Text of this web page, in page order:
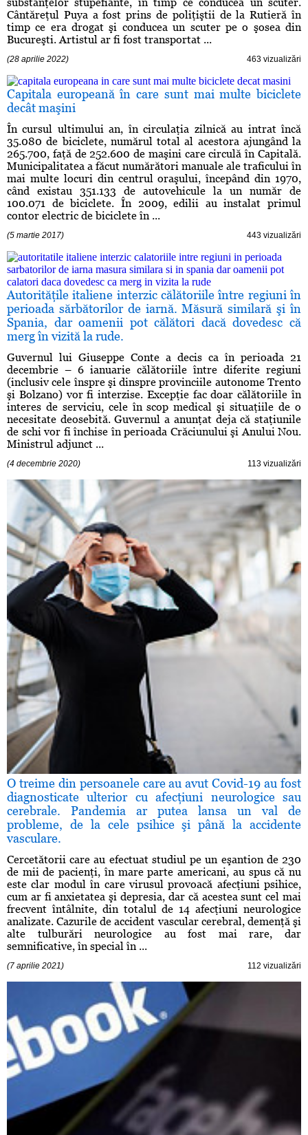
Cântăreţul Puya a fost prins de poliţiştii de la Rutieră în
timp ce era drogat şi conducea un scuter pe o şosea din
Bucureşti. Artistul ar fi fost transportat ...
(28 aprilie 2022) 463 vizualizări
Capitala europeană în care sunt mai multe biciclete
decât maşini
În cursul ultimului an, în circulaţia zilnică au intrat încă
35.080 de biciclete, numărul total al acestora ajungând la
265.700, faţă de 252.600 de maşini care circulă în Capitală.
Municipalitatea a făcut numărători manuale ale traficului în
mai multe locuri din centrul oraşului, începând din 1970,
când existau 351.133 de autovehicule la un număr de
100.071 de biciclete. În 2009, edilii au instalat primul
contor electric de biciclete în ...
(5 martie 2017) 443 vizualizări
Autorităţile italiene interzic călătoriile între regiuni în
perioada sărbătorilor de iarnă. Măsură similară şi în
Spania, dar oamenii pot călători dacă dovedesc că
merg în vizită la rude.
Guvernul lui Giuseppe Conte a decis ca în perioada 21
decembrie – 6 ianuarie călătoriile între diferite regiuni
(inclusiv cele înspre şi dinspre provinciile autonome Trento
şi Bolzano) vor fi interzise. Excepţie fac doar călătoriile în
interes de serviciu, cele în scop medical şi situaţiile de o
necesitate deosebită. Guvernul a anunţat deja că staţiunile
de schi vor fi închise în perioada Crăciunului şi Anului Nou.
Ministrul adjunct ...
(4 decembrie 2020) 113 vizualizări
O treime din persoanele care au avut Covid-19 au fost
diagnosticate ulterior cu afecţiuni neurologice sau
cerebrale. Pandemia ar putea lansa un val de
probleme, de la cele psihice şi până la accidente
vasculare.
Cercetătorii care au efectuat studiul pe un eşantion de 230
de mii de pacienţi, în mare parte americani, au spus că nu
este clar modul în care virusul provoacă afecţiuni psihice,
cum ar fi anxietatea şi depresia, dar că acestea sunt cel mai
frecvent întâlnite, din totalul de 14 afecţiuni neurologice
analizate. Cazurile de accident vascular cerebral, demenţă şi
alte tulburări neurologice au fost mai rare, dar
semnificative, în special în ...
(7 aprilie 2021) 112 vizualizări